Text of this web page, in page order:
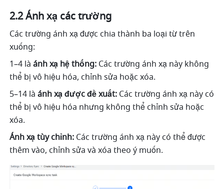
2.2 Ánh xạ các trường
Các trường ánh xạ được chia thành ba loại từ trên
xuống:
1–4 là ánh xạ hệ thống: Các trường ánh xạ này không
thể bị vô hiệu hóa, chỉnh sửa hoặc xóa.
5–14 là ánh xạ được đề xuất: Các trường ánh xạ này có
thể bị vô hiệu hóa nhưng không thể chỉnh sửa hoặc
xóa.
Ánh xạ tùy chỉnh: Các trường ánh xạ này có thể được
thêm vào, chỉnh sửa và xóa theo ý muốn.